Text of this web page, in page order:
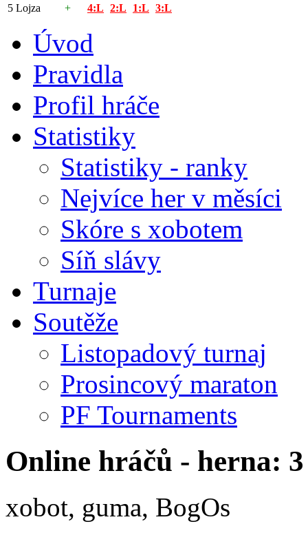
5 Lojza + 4:L 2:L 1:L 3:L
Úvod
Pravidla
Profil hráče
Statistiky
Statistiky - ranky
Nejvíce her v měsíci
Skóre s xobotem
Síň slávy
Turnaje
Soutěže
Listopadový turnaj
Prosincový maraton
PF Tournaments
Online hráčů - herna: 3
xobot, guma, BogOs